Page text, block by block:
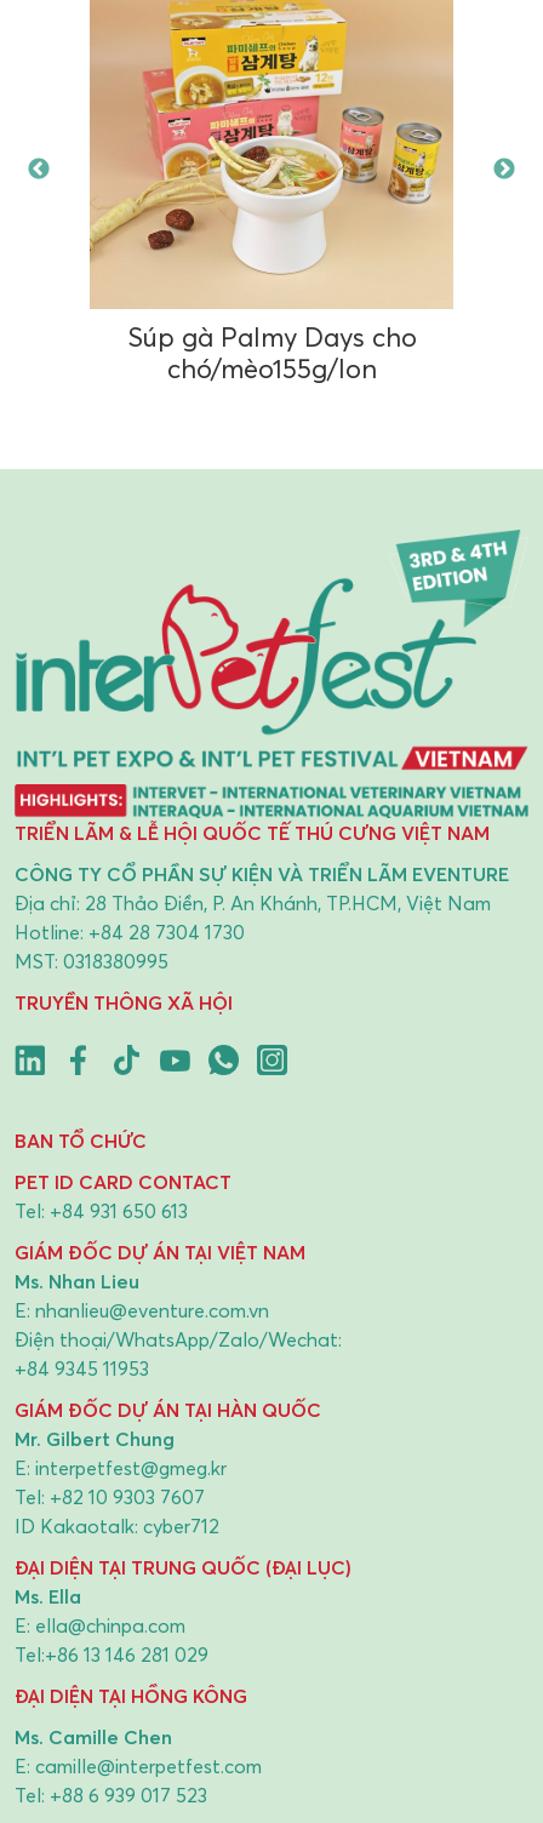
Súp gà Palmy Days cho
chó/mèo155g/lon
TRIỂN LÃM & LỄ HỘI QUỐC TẾ THÚ CƯNG VIỆT NAM
CÔNG TY CỔ PHẦN SỰ KIỆN VÀ TRIỂN LÃM EVENTURE
Địa chỉ: 28 Thảo Điền, P. An Khánh, TP.HCM, Việt Nam
Hotline: +84 28 7304 1730
MST: 0318380995
TRUYỀN THÔNG XÃ HỘI
BAN TỔ CHỨC
PET ID CARD CONTACT
Tel: +84 931 650 613
GIÁM ĐỐC DỰ ÁN TẠI VIỆT NAM
Ms. Nhan Lieu
E: nhanlieu@eventure.com.vn
Điện thoại/WhatsApp/Zalo/Wechat:
+84 9345 11953
GIÁM ĐỐC DỰ ÁN TẠI HÀN QUỐC
Mr. Gilbert Chung
E: interpetfest@gmeg.kr
Tel: +82 10 9303 7607
ID Kakaotalk: cyber712
ĐẠI DIỆN TẠI TRUNG QUỐC (ĐẠI LỤC)
Ms. Ella
E: ella@chinpa.com
Tel:+86 13 146 281 029
ĐẠI DIỆN TẠI HỒNG KÔNG
Ms. Camille Chen
E: camille@interpetfest.com
Tel: +88 6 939 017 523